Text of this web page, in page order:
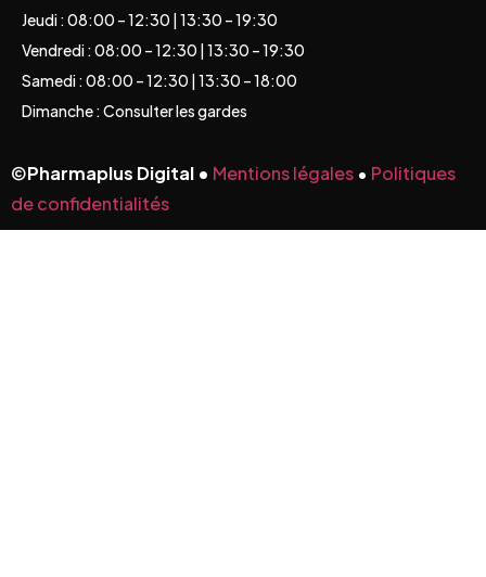
Jeudi : 08:00 – 12:30 | 13:30 – 19:30
Vendredi : 08:00 – 12:30 | 13:30 – 19:30
Samedi : 08:00 – 12:30 | 13:30 – 18:00
Dimanche : Consulter les gardes
©Pharmaplus Digital • Mentions légales • Politiques
de confidentialités